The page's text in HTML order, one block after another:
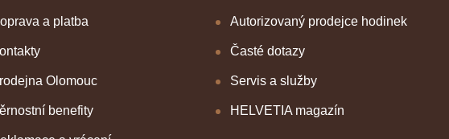
a platba
Olomouc
benefity
Autorizovaný prodejce hodinek
Časté dotazy
Servis a služby
HELVETIA magazín